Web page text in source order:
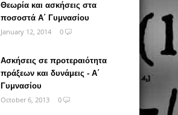
Θεωρία και ασκήσεις στα
ποσοστά Α΄ Γυμνασίου
January 12, 2014
0
Ασκήσεις σε προτεραιότητα
πράξεων και δυνάμεις - Α΄
Γυμνασίου
October 6, 2013
0